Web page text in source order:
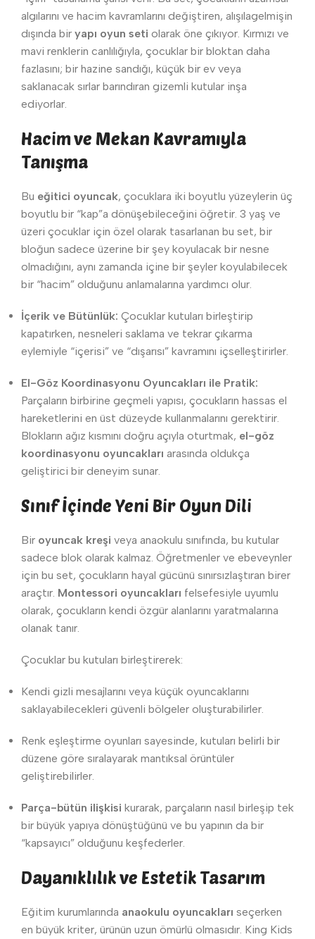
algılarını ve hacim kavramlarını değiştiren, alışılagelmişin
dışında bir yapı oyun seti olarak öne çıkıyor. Kırmızı ve
mavi renklerin canlılığıyla, çocuklar bir bloktan daha
fazlasını; bir hazine sandığı, küçük bir ev veya
saklanacak sırlar barındıran gizemli kutular inşa
ediyorlar.
Hacim ve Mekan Kavramıyla
Tanışma
Bu eğitici oyuncak, çocuklara iki boyutlu yüzeylerin üç
boyutlu bir “kap”a dönüşebileceğini öğretir. 3 yaş ve
üzeri çocuklar için özel olarak tasarlanan bu set, bir
bloğun sadece üzerine bir şey koyulacak bir nesne
olmadığını, aynı zamanda içine bir şeyler koyulabilecek
bir “hacim” olduğunu anlamalarına yardımcı olur.
İçerik ve Bütünlük: Çocuklar kutuları birleştirip
kapatırken, nesneleri saklama ve tekrar çıkarma
eylemiyle “içerisi” ve “dışarısı” kavramını içselleştirirler.
El-Göz Koordinasyonu Oyuncakları ile Pratik:
Parçaların birbirine geçmeli yapısı, çocukların hassas el
hareketlerini en üst düzeyde kullanmalarını gerektirir.
Blokların ağız kısmını doğru açıyla oturtmak, el-göz
koordinasyonu oyuncakları arasında oldukça
geliştirici bir deneyim sunar.
Sınıf İçinde Yeni Bir Oyun Dili
Bir oyuncak kreşi veya anaokulu sınıfında, bu kutular
sadece blok olarak kalmaz. Öğretmenler ve ebeveynler
için bu set, çocukların hayal gücünü sınırsızlaştıran birer
araçtır. Montessori oyuncakları felsefesiyle uyumlu
olarak, çocukların kendi özgür alanlarını yaratmalarına
olanak tanır.
Çocuklar bu kutuları birleştirerek:
Kendi gizli mesajlarını veya küçük oyuncaklarını
saklayabilecekleri güvenli bölgeler oluşturabilirler.
Renk eşleştirme oyunları sayesinde, kutuları belirli bir
düzene göre sıralayarak mantıksal örüntüler
geliştirebilirler.
Parça-bütün ilişkisi kurarak, parçaların nasıl birleşip tek
bir büyük yapıya dönüştüğünü ve bu yapının da bir
“kapsayıcı” olduğunu keşfederler.
Dayanıklılık ve Estetik Tasarım
Eğitim kurumlarında anaokulu oyuncakları seçerken
en büyük kriter, ürünün uzun ömürlü olmasıdır. King Kids